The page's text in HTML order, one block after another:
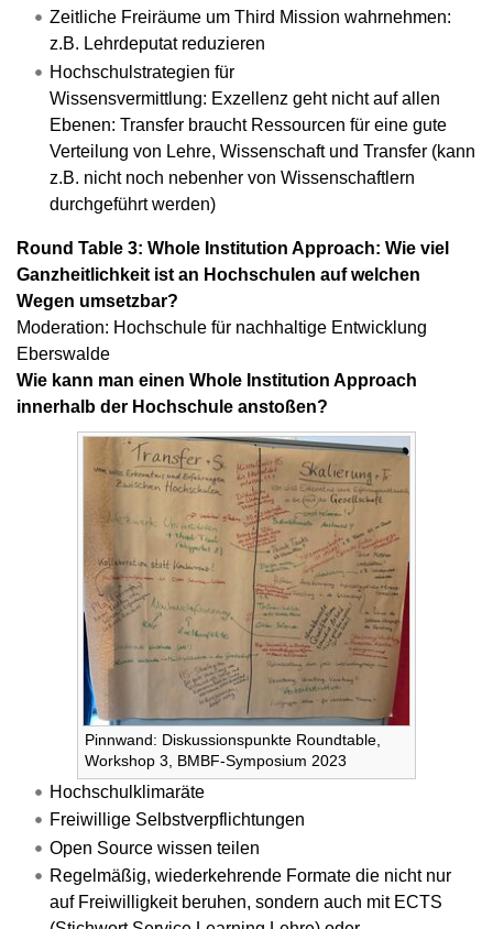
Zeitliche Freiräume um Third Mission wahrnehmen:
z.B. Lehrdeputat reduzieren
Hochschulstrategien für
Wissensvermittlung: Exzellenz geht nicht auf allen
Ebenen: Transfer braucht Ressourcen für eine gute
Verteilung von Lehre, Wissenschaft und Transfer (kann
z.B. nicht noch nebenher von Wissenschaftlern
durchgeführt werden)
Round Table 3: Whole Institution Approach: Wie viel
Ganzheitlichkeit ist an Hochschulen auf welchen
Wegen umsetzbar?
Moderation: Hochschule für nachhaltige Entwicklung
Eberswalde
Wie kann man einen Whole Institution Approach
innerhalb der Hochschule anstoßen?
Pinnwand: Diskussionspunkte Roundtable,
Workshop 3, BMBF-Symposium 2023
Hochschulklimaräte
Freiwillige Selbstverpflichtungen
Open Source wissen teilen
Regelmäßig, wiederkehrende Formate die nicht nur
auf Freiwilligkeit beruhen, sondern auch mit ECTS